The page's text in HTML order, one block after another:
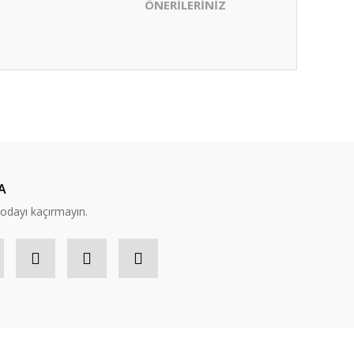
ÖNERİLERİNİZ
kaçırmayın.